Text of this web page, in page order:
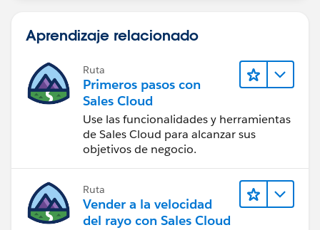
Aprendizaje relacionado
Ruta
Primeros pasos con
Sales Cloud
Use las funcionalidades y herramientas
de Sales Cloud para alcanzar sus
objetivos de negocio.
Ruta
Vender a la velocidad
del rayo con Sales Cloud